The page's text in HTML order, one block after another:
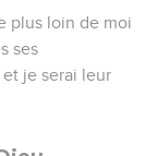
plus loin de moi
ses
je serai leur